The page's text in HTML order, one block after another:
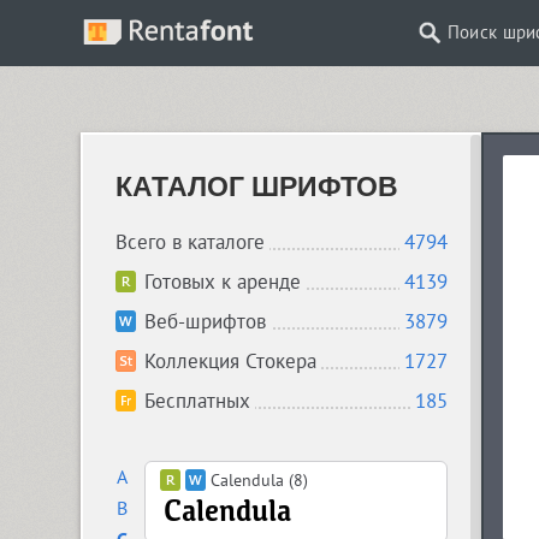
Поиск
КАТАЛОГ ШРИФТОВ
Всего в каталоге
4794
Готовых к аренде
4139
Веб-шрифтов
3879
Коллекция Стокера
1727
Бесплатных
185
A
B
Calendula (8)